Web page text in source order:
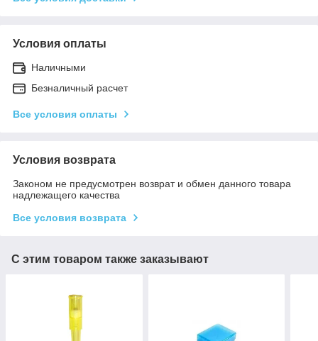
Условия оплаты
Наличными
Безналичный расчет
Все условия оплаты
Условия возврата
Законом не предусмотрен возврат и обмен данного товара
надлежащего качества
Все условия возврата
С этим товаром также заказывают